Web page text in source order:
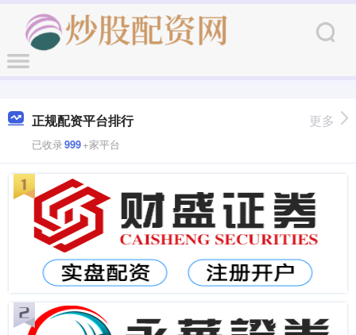
正规配资平台排行
已收录999+家平台
更多